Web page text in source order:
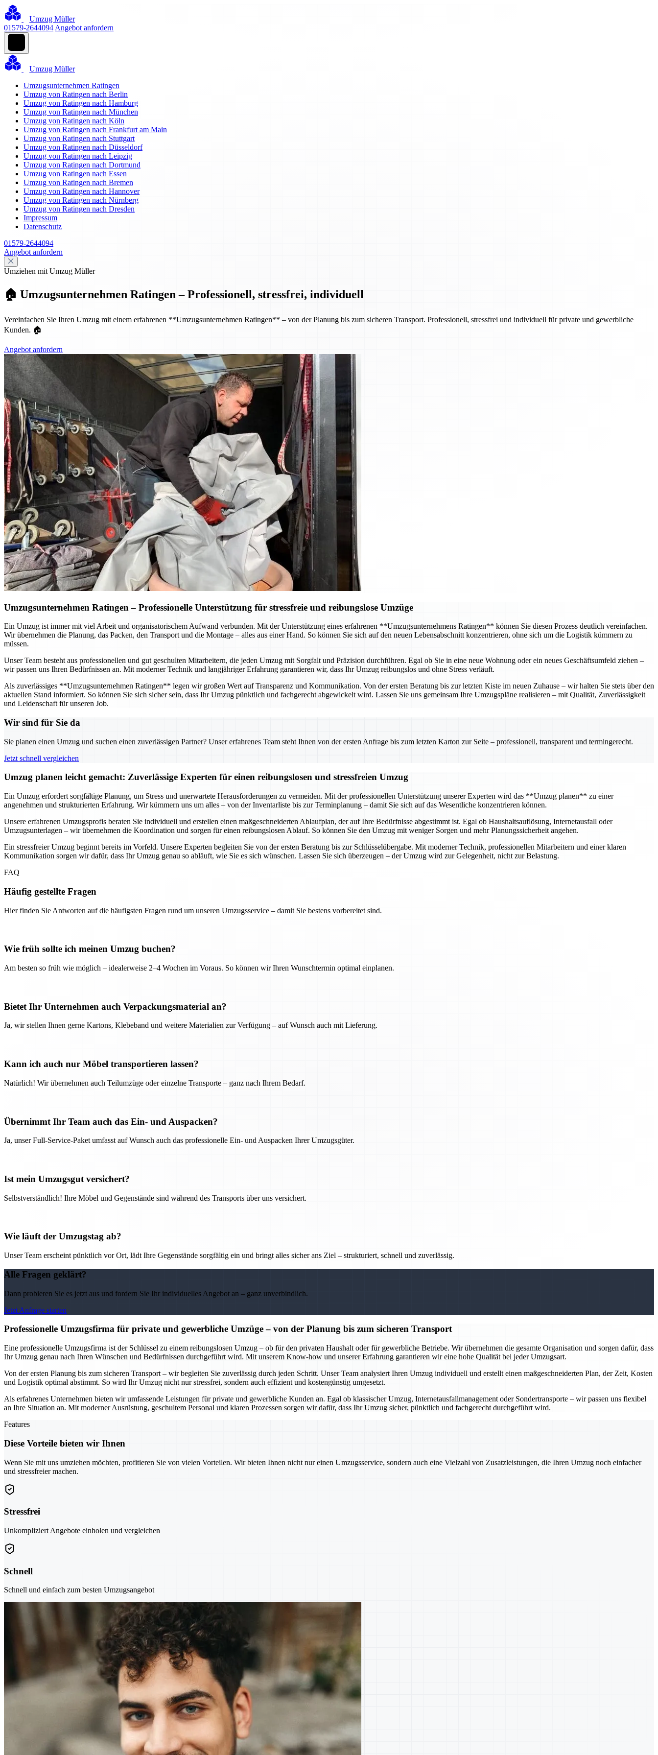
Umzug Müller
01579-2644094 Angebot anfordern
Umzug Müller
Umzugsunternehmen Ratingen
Umzug von Ratingen nach Berlin
Umzug von Ratingen nach Hamburg
Umzug von Ratingen nach München
Umzug von Ratingen nach Köln
Umzug von Ratingen nach Frankfurt am Main
Umzug von Ratingen nach Stuttgart
Umzug von Ratingen nach Düsseldorf
Umzug von Ratingen nach Leipzig
Umzug von Ratingen nach Dortmund
Umzug von Ratingen nach Essen
Umzug von Ratingen nach Bremen
Umzug von Ratingen nach Hannover
Umzug von Ratingen nach Nürnberg
Umzug von Ratingen nach Dresden
Impressum
Datenschutz
01579-2644094
Angebot anfordern
Umziehen mit Umzug Müller
🏠 Umzugsunternehmen Ratingen – Professionell, stressfrei, individuell
Vereinfachen Sie Ihren Umzug mit einem erfahrenen **Umzugsunternehmen Ratingen** – von der Planung bis zum sicheren Transport. Professionell, stressfrei und individuell für private und gewerbliche
Kunden. 🏠
Angebot anfordern
Umzugsunternehmen Ratingen – Professionelle Unterstützung für stressfreie und reibungslose Umzüge
Ein Umzug ist immer mit viel Arbeit und organisatorischem Aufwand verbunden. Mit der Unterstützung eines erfahrenen **Umzugsunternehmens Ratingen** können Sie diesen Prozess deutlich vereinfachen.
Wir übernehmen die Planung, das Packen, den Transport und die Montage – alles aus einer Hand. So können Sie sich auf den neuen Lebensabschnitt konzentrieren, ohne sich um die Logistik kümmern zu
müssen.
Unser Team besteht aus professionellen und gut geschulten Mitarbeitern, die jeden Umzug mit Sorgfalt und Präzision durchführen. Egal ob Sie in eine neue Wohnung oder ein neues Geschäftsumfeld ziehen –
wir passen uns Ihren Bedürfnissen an. Mit moderner Technik und langjähriger Erfahrung garantieren wir, dass Ihr Umzug reibungslos und ohne Stress verläuft.
Als zuverlässiges **Umzugsunternehmen Ratingen** legen wir großen Wert auf Transparenz und Kommunikation. Von der ersten Beratung bis zur letzten Kiste im neuen Zuhause – wir halten Sie stets über den
aktuellen Stand informiert. So können Sie sich sicher sein, dass Ihr Umzug pünktlich und fachgerecht abgewickelt wird. Lassen Sie uns gemeinsam Ihre Umzugspläne realisieren – mit Qualität, Zuverlässigkeit
und Leidenschaft für unseren Job.
Wir sind für Sie da
Sie planen einen Umzug und suchen einen zuverlässigen Partner? Unser erfahrenes Team steht Ihnen von der ersten Anfrage bis zum letzten Karton zur Seite – professionell, transparent und termingerecht.
Jetzt schnell vergleichen
Umzug planen leicht gemacht: Zuverlässige Experten für einen reibungslosen und stressfreien Umzug
Ein Umzug erfordert sorgfältige Planung, um Stress und unerwartete Herausforderungen zu vermeiden. Mit der professionellen Unterstützung unserer Experten wird das **Umzug planen** zu einer
angenehmen und strukturierten Erfahrung. Wir kümmern uns um alles – von der Inventarliste bis zur Terminplanung – damit Sie sich auf das Wesentliche konzentrieren können.
Unsere erfahrenen Umzugsprofis beraten Sie individuell und erstellen einen maßgeschneiderten Ablaufplan, der auf Ihre Bedürfnisse abgestimmt ist. Egal ob Haushaltsauflösung, Internetausfall oder
Umzugsunterlagen – wir übernehmen die Koordination und sorgen für einen reibungslosen Ablauf. So können Sie den Umzug mit weniger Sorgen und mehr Planungssicherheit angehen.
Ein stressfreier Umzug beginnt bereits im Vorfeld. Unsere Experten begleiten Sie von der ersten Beratung bis zur Schlüsselübergabe. Mit moderner Technik, professionellen Mitarbeitern und einer klaren
Kommunikation sorgen wir dafür, dass Ihr Umzug genau so abläuft, wie Sie es sich wünschen. Lassen Sie sich überzeugen – der Umzug wird zur Gelegenheit, nicht zur Belastung.
FAQ
Häufig gestellte Fragen
Hier finden Sie Antworten auf die häufigsten Fragen rund um unseren Umzugsservice – damit Sie bestens vorbereitet sind.
Wie früh sollte ich meinen Umzug buchen?
Am besten so früh wie möglich – idealerweise 2–4 Wochen im Voraus. So können wir Ihren Wunschtermin optimal einplanen.
Bietet Ihr Unternehmen auch Verpackungsmaterial an?
Ja, wir stellen Ihnen gerne Kartons, Klebeband und weitere Materialien zur Verfügung – auf Wunsch auch mit Lieferung.
Kann ich auch nur Möbel transportieren lassen?
Natürlich! Wir übernehmen auch Teilumzüge oder einzelne Transporte – ganz nach Ihrem Bedarf.
Übernimmt Ihr Team auch das Ein- und Auspacken?
Ja, unser Full-Service-Paket umfasst auf Wunsch auch das professionelle Ein- und Auspacken Ihrer Umzugsgüter.
Ist mein Umzugsgut versichert?
Selbstverständlich! Ihre Möbel und Gegenstände sind während des Transports über uns versichert.
Wie läuft der Umzugstag ab?
Unser Team erscheint pünktlich vor Ort, lädt Ihre Gegenstände sorgfältig ein und bringt alles sicher ans Ziel – strukturiert, schnell und zuverlässig.
Alle Fragen geklärt?
Dann probieren Sie es jetzt aus und fordern Sie Ihr individuelles Angebot an – ganz unverbindlich.
Jetzt Anfrage starten
Professionelle Umzugsfirma für private und gewerbliche Umzüge – von der Planung bis zum sicheren Transport
Eine professionelle Umzugsfirma ist der Schlüssel zu einem reibungslosen Umzug – ob für den privaten Haushalt oder für gewerbliche Betriebe. Wir übernehmen die gesamte Organisation und sorgen dafür, dass
Ihr Umzug genau nach Ihren Wünschen und Bedürfnissen durchgeführt wird. Mit unserem Know-how und unserer Erfahrung garantieren wir eine hohe Qualität bei jeder Umzugsart.
Von der ersten Planung bis zum sicheren Transport – wir begleiten Sie zuverlässig durch jeden Schritt. Unser Team analysiert Ihren Umzug individuell und erstellt einen maßgeschneiderten Plan, der Zeit, Kosten
und Logistik optimal abstimmt. So wird Ihr Umzug nicht nur stressfrei, sondern auch effizient und kostengünstig umgesetzt.
Als erfahrenes Unternehmen bieten wir umfassende Leistungen für private und gewerbliche Kunden an. Egal ob klassischer Umzug, Internetausfallmanagement oder Sondertransporte – wir passen uns flexibel
an Ihre Situation an. Mit moderner Ausrüstung, geschultem Personal und klaren Prozessen sorgen wir dafür, dass Ihr Umzug sicher, pünktlich und fachgerecht durchgeführt wird.
Features
Diese Vorteile bieten wir Ihnen
Wenn Sie mit uns umziehen möchten, profitieren Sie von vielen Vorteilen. Wir bieten Ihnen nicht nur einen Umzugsservice, sondern auch eine Vielzahl von Zusatzleistungen, die Ihren Umzug noch einfacher
und stressfreier machen.
Stressfrei
Unkompliziert Angebote einholen und vergleichen
Schnell
Schnell und einfach zum besten Umzugsangebot